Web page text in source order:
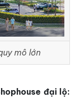
mô lớn
đại lộ: